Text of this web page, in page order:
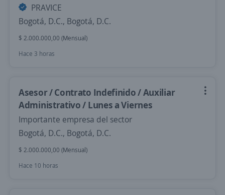
PRAVICE
Bogotá, D.C., Bogotá, D.C.
$ 2.000.000,00 (Mensual)
Hace 3 horas
Asesor / Contrato Indefinido / Auxiliar
Administrativo / Lunes a Viernes
Importante empresa del sector
Bogotá, D.C., Bogotá, D.C.
$ 2.000.000,00 (Mensual)
Hace 10 horas